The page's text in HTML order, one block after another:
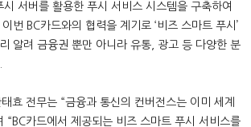
서버를 활용한 푸시 서비스 시스템을 구축하여
번 BC카드와의 협력을 계기로 ‘비즈 스마트 푸시’
알려 금융권 뿐만 아니라 유통, 광고 등 다양한 분
효 전무는 “금융과 통신의 컨버전스는 이미 세계
“BC카드에서 제공되는 비즈 스마트 푸시 서비스를